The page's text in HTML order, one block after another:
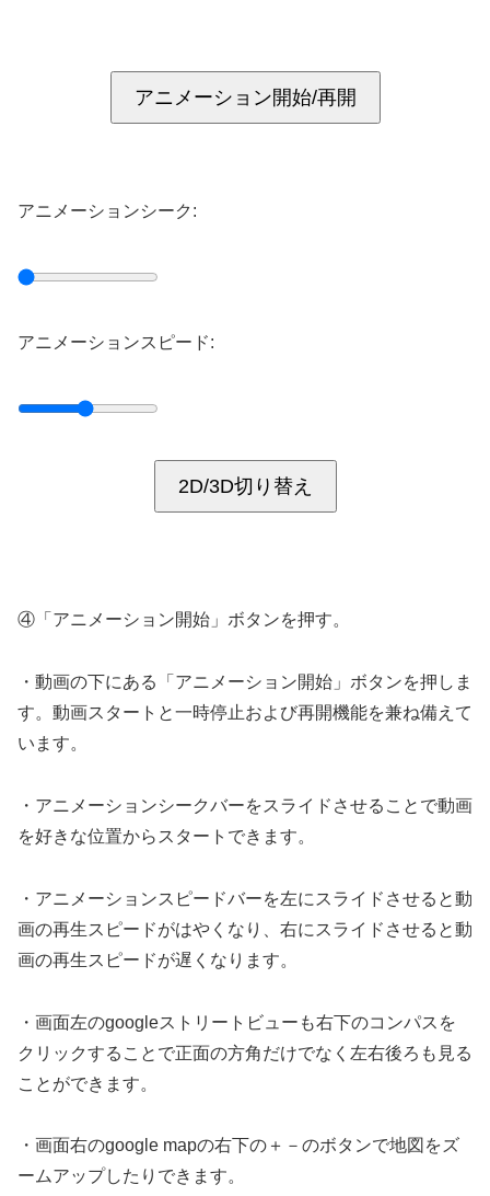
アニメーション開始/再開
アニメーションシーク:
アニメーションスピード:
2D/3D切り替え
④「アニメーション開始」ボタンを押す。
・動画の下にある「アニメーション開始」ボタンを押しま
す。動画スタートと一時停止および再開機能を兼ね備えて
います。
・アニメーションシークバーをスライドさせることで動画
を好きな位置からスタートできます。
・アニメーションスピードバーを左にスライドさせると動
画の再生スピードがはやくなり、右にスライドさせると動
画の再生スピードが遅くなります。
・画面左のgoogleストリートビューも右下のコンパスを
クリックすることで正面の方角だけでなく左右後ろも見る
ことができます。
・画面右のgoogle mapの右下の＋－のボタンで地図をズ
ームアップしたりできます。